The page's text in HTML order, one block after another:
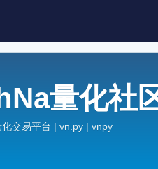
量化社
交易平台 | vn.py | vnpy